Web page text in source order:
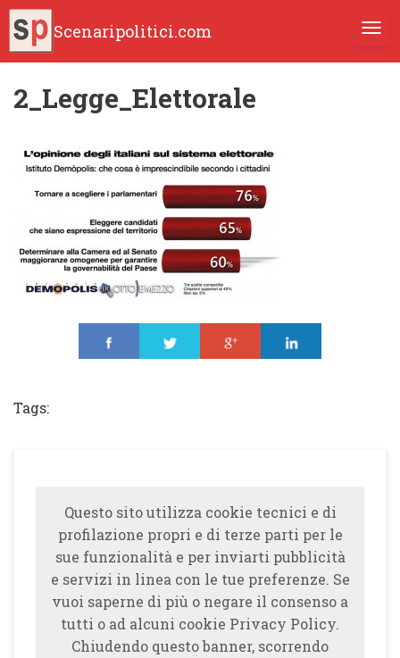
Scenaripolitici.com
2_Legge_Elettorale
Tags:
Questo sito utilizza cookie tecnici e di
profilazione propri e di terze parti per le
sue funzionalità e per inviarti pubblicità
e servizi in linea con le tue preferenze. Se
vuoi saperne di più o negare il consenso a
tutti o ad alcuni cookie Privacy Policy.
Chiudendo questo banner, scorrendo